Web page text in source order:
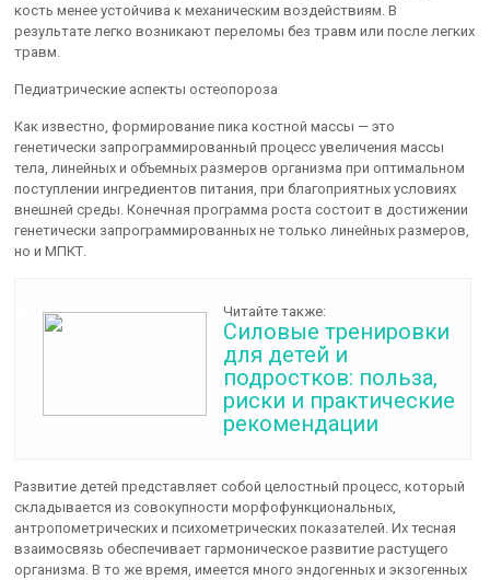
кость менее устойчива к механическим воздействиям. В
результате легко возникают переломы без травм или после легких
травм.
Педиатрические аспекты остеопороза
Как известно, формирование пика костной массы — это
генетически запрограммированный процесс увеличения массы
тела, линейных и объемных размеров организма при оптимальном
поступлении ингредиентов питания, при благоприятных условиях
внешней среды. Конечная программа роста состоит в достижении
генетически запрограммированных не только линейных размеров,
но и МПКТ.
Читайте также:
Силовые тренировки
для детей и
подростков: польза,
риски и практические
рекомендации
Развитие детей представляет собой целостный процесс, который
складывается из совокупности морфофункциональных,
антропометрических и психометрических показателей. Их тесная
взаимосвязь обеспечивает гармоническое развитие растущего
организма. В то же время, имеется много эндогенных и экзогенных